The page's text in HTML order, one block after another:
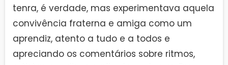
tenra, é verdade, mas experimentava aquela
convivência fraterna e amiga como um
aprendiz, atento a tudo e a todos e
apreciando os comentários sobre ritmos,